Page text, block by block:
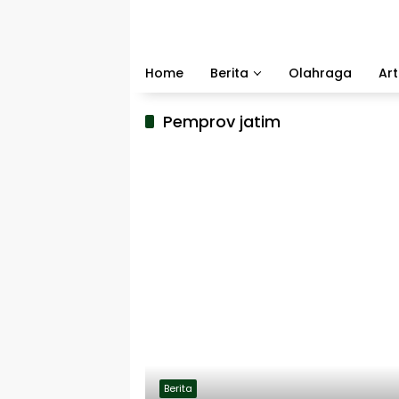
Home
Berita Olahraga
Pemprov jatim
Berita